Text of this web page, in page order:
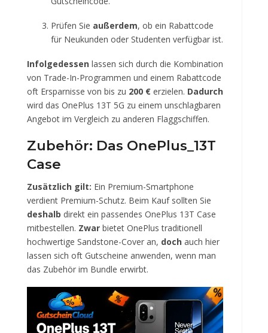
Prüfen Sie außerdem, ob ein Rabattcode
für Neukunden oder Studenten verfügbar ist.
Infolgedessen lassen sich durch die Kombination
von Trade-In-Programmen und einem Rabattcode
oft Ersparnisse von bis zu 200 € erzielen. Dadurch
wird das OnePlus 13T 5G zu einem unschlagbaren
Angebot im Vergleich zu anderen Flaggschiffen.
Zubehör: Das OnePlus_13T
Case
Zusätzlich gilt: Ein Premium-Smartphone
verdient Premium-Schutz. Beim Kauf sollten Sie
deshalb direkt ein passendes OnePlus 13T Case
mitbestellen. Zwar bietet OnePlus traditionell
hochwertige Sandstone-Cover an, doch auch hier
lassen sich oft Gutscheine anwenden, wenn man
das Zubehör im Bundle erwirbt.